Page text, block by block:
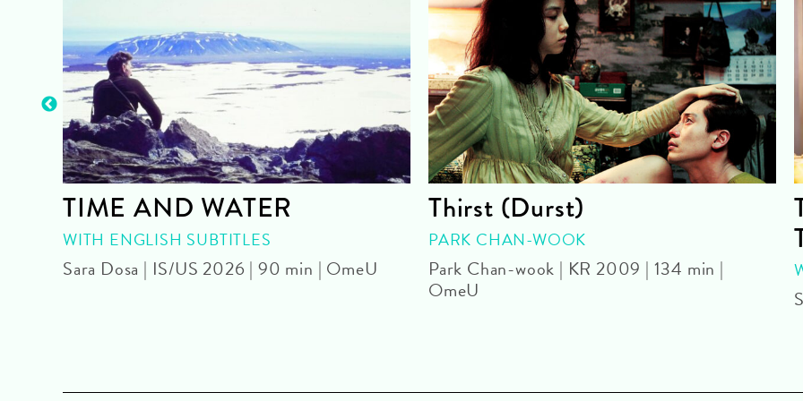
TIME AND WATER
WITH ENGLISH SUBTITLES
Sara Dosa | IS/US 2026 | 90 min | OmeU
Thirst (Durst)
PARK CHAN-WOOK
Park Chan-wook | KR 2009 | 134 min |
OmeU